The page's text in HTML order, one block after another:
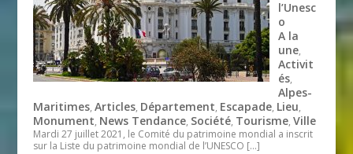
l’Unesc
o
A la
une,
Activit
és,
Alpes-
Maritimes,Articles, Département, Escapade, Lieu,
Monument, News Tendance, Société, Tourisme,Ville
Mardi 27 juillet 2021, le Comité du patrimoine mondial a inscrit
sur la Liste du patrimoine mondial de l’UNESCO […]